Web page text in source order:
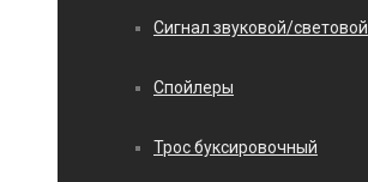
Сигнал звуковой/световой
Спойлеры
Трос буксировочный